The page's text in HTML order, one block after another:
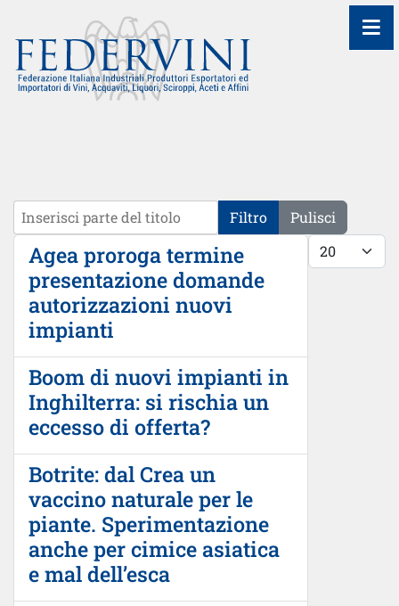
Inserisci parte del titolo Filtro
Pulisci
Visualizza #
Agea proroga termine
presentazione domande
autorizzazioni nuovi
impianti
Boom di nuovi impianti in
Inghilterra: si rischia un
eccesso di offerta?
Botrite: dal Crea un
vaccino naturale per le
piante. Sperimentazione
anche per cimice asiatica
e mal dell’esca
≡